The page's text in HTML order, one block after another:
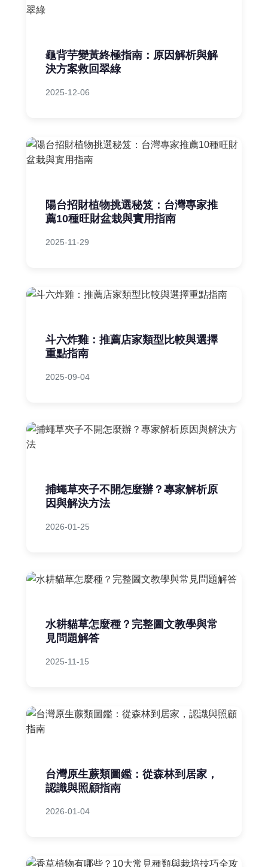
龜背芋變黃終極指南：原因解析與解
決方案救回翠綠
2025-12-06
陽台招財植物挑選秘笈：台灣專家推
薦10種旺財盆栽與實用指南
2025-11-29
斗六炸雞：推薦店家類型比較與選擇
重點指南
2025-09-04
捕蠅草夾子不開怎麼辦？專家解析原
因與解決方法
2026-01-25
水耕貓草怎麼種？完整圖文教學與常
見問題解答
2025-11-15
台灣原生蕨類圖鑑：從森林到居家，
認識與照顧指南
2026-01-04